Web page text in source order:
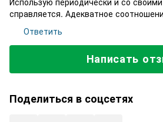
справляется. Адекватное
Ответить
Написать
Поделиться в соцсетях